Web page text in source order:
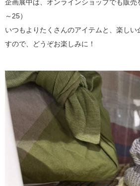
企画展中は、オンラインショップでも販
～25）
いつもよりたくさんのアイテムと、楽しい
すので、どうぞお楽しみに！